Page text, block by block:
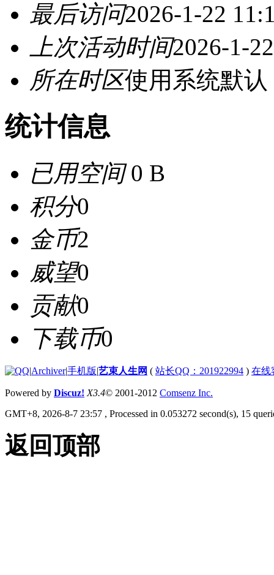
最后访问2026-1-22
上次活动时间2026-1-
所在时区使用系统默认
统计信息
已用空间0 B
积分0
金币2
威望0
贡献0
下载币0
|Archiver|手机版|艺束人生网 ( 站长QQ：201922994 ) 在线
Powered by Discuz! X3.4© 2001-2012 Comsenz Inc.
GMT+8, 2026-8-7 23:57 , Processed in 0.053272 second(s), 15
返回顶部